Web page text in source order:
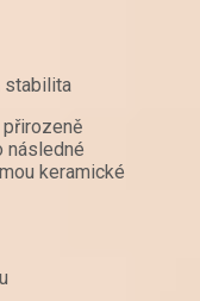
stabilita
následné
keramické